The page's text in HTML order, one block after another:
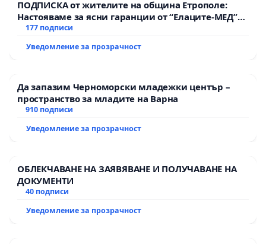
ПОДПИСКА от жителите на община Етрополе:
Настояваме за ясни гаранции от “Елаците-МЕД”
АД и от държавата, че ще се изпълнят всички
177 подписи
Уведомление за прозрачност
Да запазим Черноморски младежки център –
пространство за младите на Варна
910 подписи
Уведомление за прозрачност
ОБЛЕКЧАВАНЕ НА ЗАЯВЯВАНЕ И ПОЛУЧАВАНЕ НА
ДОКУМЕНТИ
40 подписи
Уведомление за прозрачност